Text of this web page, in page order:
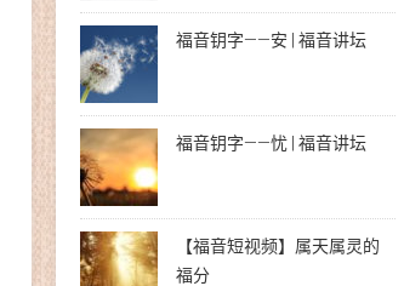
福音钥字——安 | 福音讲坛
福音钥字——忧 | 福音讲坛
【福音短视频】属天属灵的
福分